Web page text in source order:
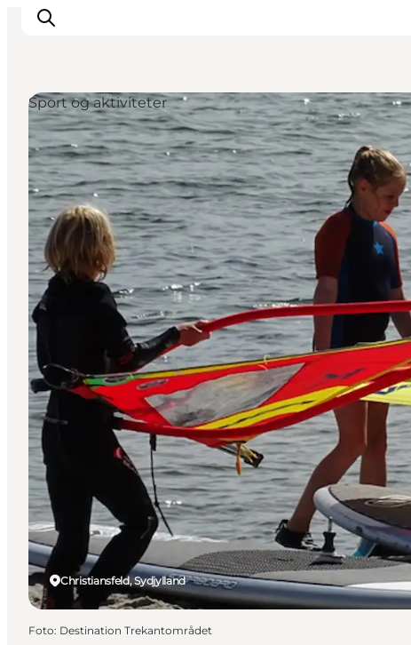
LEGOLAND® Billund Resort
Byer
Det sker
Overnatning
Planlæg din rejse
Køb
Christiansfeld, Sydjylland
Sport og aktiviteter
Foto: Destination Trekantområdet